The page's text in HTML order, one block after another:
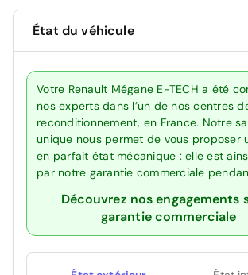
État du véhicule
Votre Renault Mégane E-TECH a été
nos experts dans l’un de nos centres
reconditionnement, en France. Notre
unique nous permet de vous proposer
en parfait état mécanique : elle est
par notre garantie commerciale
Découvrez nos engagements
garantie commerciale